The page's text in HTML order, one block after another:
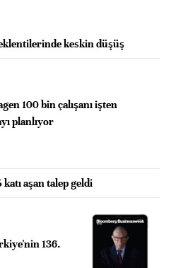
keskin düşüş
100 bin çalışanı işten
planlıyor
aşan talep geldi
136.